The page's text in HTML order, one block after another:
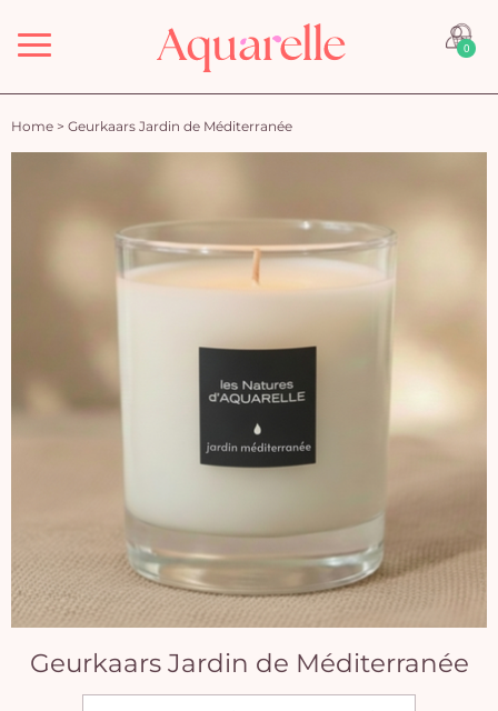
Menu 0
Home > Geurkaars Jardin de Méditerranée
Geurkaars Jardin de Méditerranée